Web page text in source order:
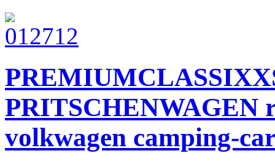
PRITSCHENWAGEN
volkwagen camping-